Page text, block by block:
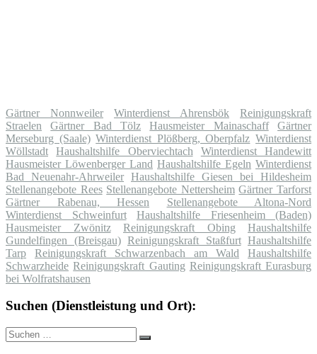
Gärtner Nonnweiler Winterdienst Ahrensbök
Reinigungskraft
Straelen
Gärtner Bad Tölz Hausmeister Mainaschaff
Gärtner
Merseburg (Saale) Winterdienst Plößberg, Oberpfalz Winterdienst
Wöllstadt
Haushaltshilfe Oberviechtach
Winterdienst Handewitt
Hausmeister Löwenberger Land Haushaltshilfe Egeln Winterdienst
Bad Neuenahr-Ahrweiler Haushaltshilfe Giesen bei Hildesheim
Stellenangebote Rees Stellenangebote Nettersheim Gärtner Tarforst
Gärtner Rabenau, Hessen
Stellenangebote Altona-Nord
Winterdienst Schweinfurt
Haushaltshilfe Friesenheim (Baden)
Hausmeister Zwönitz
Reinigungskraft Obing
Haushaltshilfe
Gundelfingen (Breisgau) Reinigungskraft Staßfurt Haushaltshilfe
Tarp
Reinigungskraft Schwarzenbach am Wald
Haushaltshilfe
Schwarzheide Reinigungskraft Gauting Reinigungskraft Eurasburg
bei Wolfratshausen
Suchen (Dienstleistung und Ort):
Suche
nach:
Suchen